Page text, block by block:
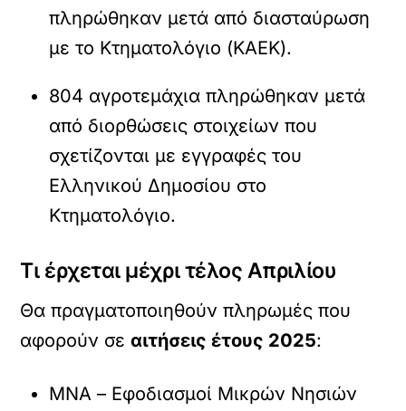
πληρώθηκαν μετά από διασταύρωση
με το Κτηματολόγιο (ΚΑΕΚ).
804 αγροτεμάχια πληρώθηκαν μετά
από διορθώσεις στοιχείων που
σχετίζονται με εγγραφές του
Ελληνικού Δημοσίου στο
Κτηματολόγιο.
Τι έρχεται μέχρι τέλος Απριλίου
Θα πραγματοποιηθούν πληρωμές που
αφορούν σεαιτήσεις έτους 2025:
ΜΝΑ – Εφοδιασμοί Μικρών Νησιών